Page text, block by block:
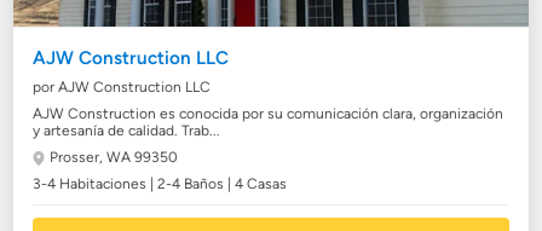
AJW Construction LLC
por AJW Construction LLC
AJW Construction es conocida por su comunicación clara, organización
y artesanía de calidad. Trab...
Prosser, WA 99350
3-4 Habitaciones | 2-4 Baños | 4 Casas